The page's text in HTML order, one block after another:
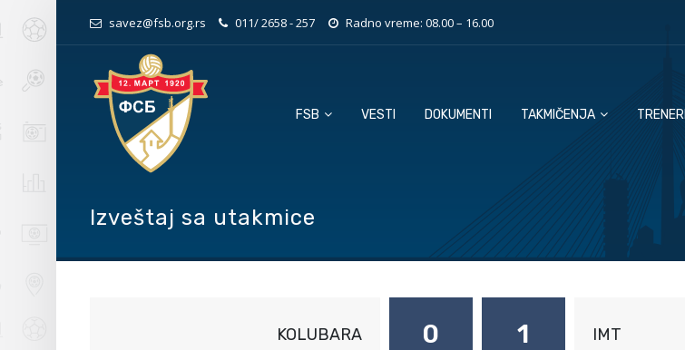
savez@fsb.org.rs 011/ 2658 - 257 Radno vreme: 08.00 – 16.00
FSB VESTI DOKUMENTI TAKMIČENJA TRENERI
Izveštaj sa utakmice
KOLUBARA 0 1 IMT